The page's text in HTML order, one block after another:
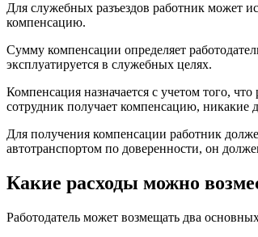
Для служебных разъездов работник может
компенсацию.
Сумму компенсации определяет
эксплуатируется в служебных целях.
Компенсация назначается с учетом того,
сотрудник получает компенсацию, никакие
Для получения компенсации работник
автотранспортом по доверенности, он
Какие расходы можно
Работодатель может возмещать два